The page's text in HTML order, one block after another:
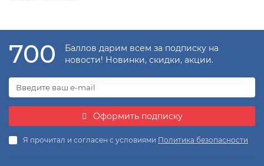
700
Баллов дарим всем за подписку на
новости! Новинки, скидки, акции.
Оформить подписку
Я прочитал и согласен с условиями Политика безопасности